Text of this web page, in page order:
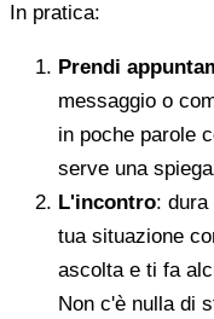
In pratica:
Prendi
messaggio o
in poche parole
serve una
L'incontro:
tua situazione
ascolta e ti fa
Non c'è nulla di